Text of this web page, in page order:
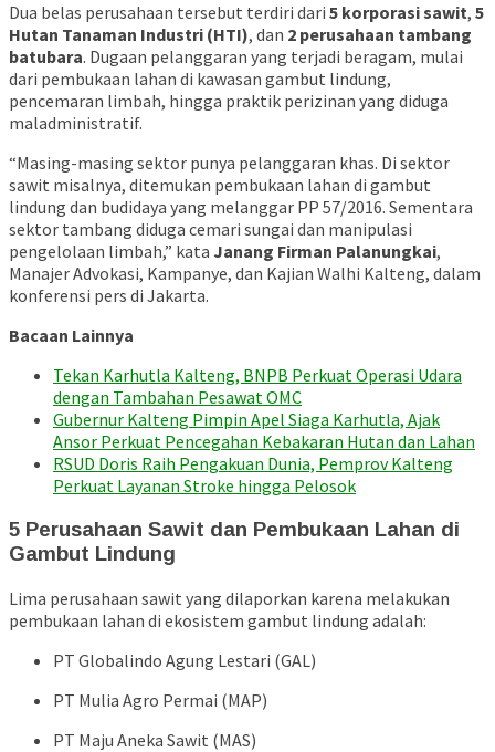
Dua belas perusahaan tersebut terdiri dari 5 korporasi sawit, 5
Hutan Tanaman Industri (HTI), dan 2 perusahaan tambang
batubara. Dugaan pelanggaran yang terjadi beragam, mulai
dari pembukaan lahan di kawasan gambut lindung,
pencemaran limbah, hingga praktik perizinan yang diduga
maladministratif.
“Masing-masing sektor punya pelanggaran khas. Di sektor
sawit misalnya, ditemukan pembukaan lahan di gambut
lindung dan budidaya yang melanggar PP 57/2016. Sementara
sektor tambang diduga cemari sungai dan manipulasi
pengelolaan limbah,” kata Janang Firman Palanungkai,
Manajer Advokasi, Kampanye, dan Kajian Walhi Kalteng, dalam
konferensi pers di Jakarta.
Bacaan Lainnya
Tekan Karhutla Kalteng, BNPB Perkuat Operasi Udara
dengan Tambahan Pesawat OMC
Gubernur Kalteng Pimpin Apel Siaga Karhutla, Ajak
Ansor Perkuat Pencegahan Kebakaran Hutan dan Lahan
RSUD Doris Raih Pengakuan Dunia, Pemprov Kalteng
Perkuat Layanan Stroke hingga Pelosok
5 Perusahaan Sawit dan Pembukaan Lahan di
Gambut Lindung
Lima perusahaan sawit yang dilaporkan karena melakukan
pembukaan lahan di ekosistem gambut lindung adalah:
PT Globalindo Agung Lestari (GAL)
PT Mulia Agro Permai (MAP)
PT Maju Aneka Sawit (MAS)